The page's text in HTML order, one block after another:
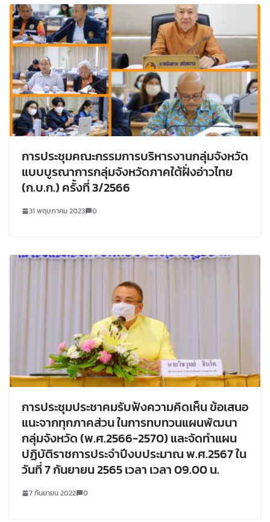
การประชุมคณะกรรมการบริหารงานกลุ่มจังหวัด
แบบบูรณาการกลุ่มจังหวัดภาคใต้ฝั่งอ่าวไทย
(ก.บ.ก.) ครั้งที่ 3/2566
31 พฤษภาคม 2023 0
การประชุมประชาคมรับฟังความคิดเห็น ข้อเสนอ
แนะจากทุกภาคส่วน ในการทบทวนแผนพัฒนา
กลุ่มจังหวัด (พ.ศ.2566-2570) และจัดทำแผน
ปฏิบัติราชการประจำปีงบประมาณ พ.ศ.2567 ใน
วันที่ 7 กันยายน 2565 เวลา เวลา 09.00 น.
7 กันยายน 2022 0